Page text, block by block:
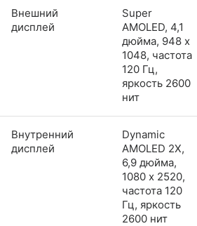
Внешний
дисплей
Super
AMOLED, 4,1
дюйма, 948 x
1048, частота
120 Гц,
яркость 2600
нит
Внутренний
дисплей
Dynamic
AMOLED 2X,
6,9 дюйма,
1080 x 2520,
частота 120
Гц, яркость
2600 нит